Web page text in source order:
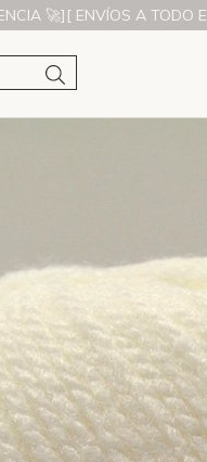
A TODO EL PAÍS ]